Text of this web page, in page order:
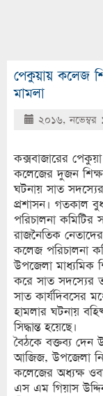
পেকুয়ায় কলেজ
মামলা
২০১৬, নভেম্বর
কক্সবাজারের
কলেজের দুজন
ঘটনায় সাত
প্রশাসন। গতকাল
পরিচালনা কমিটির
রাজনৈতিক
কলেজ পরিচালনা
উপজেলা মাধ্যমিক
করে সাত সদস্যের
সাত কার্যদিবসের
হামলার ঘটনায়
সিদ্ধান্ত হয়েছে।
বৈঠকে বক্তব্য দেন
আজিজ, উপজেলা
কলেজের অধ্যক্ষ
এস এম গিয়াস